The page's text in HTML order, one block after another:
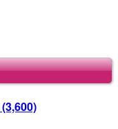
(3,600)